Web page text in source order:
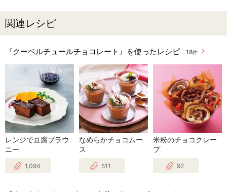
関連レシピ
『クーベルチュールチョコレート』を使ったレシピ 18件
レンジで豆腐ブラウ
ニー
1,094
なめらかチョコムー
ス
511
米粉のチョコクレー
プ
92